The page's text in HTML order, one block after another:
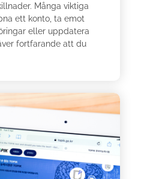
Många viktiga
ett konto, ta emot
eller uppdatera
fortfarande att du